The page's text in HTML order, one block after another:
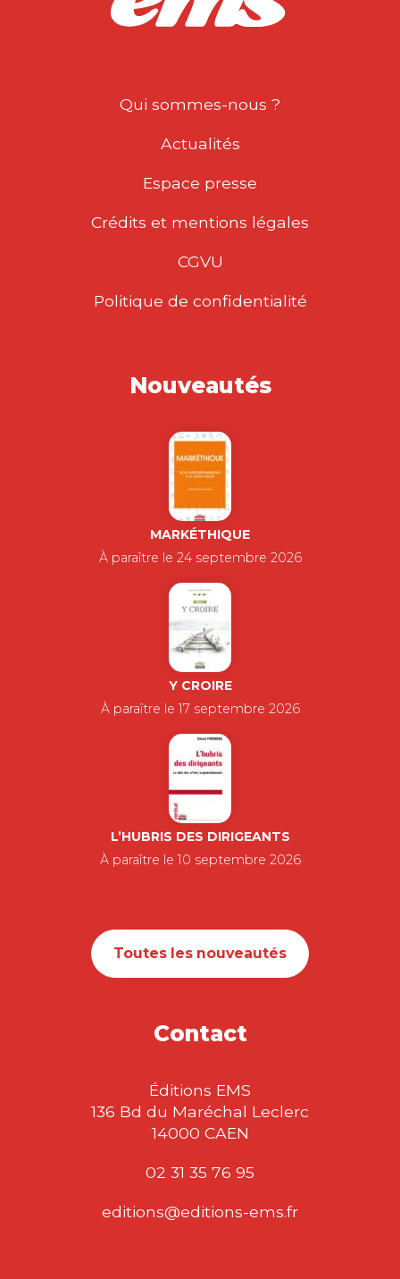
Qui sommes-nous ?
Actualités
Espace presse
Crédits et mentions légales
CGVU
Politique de confidentialité
Nouveautés
MARKÉTHIQUE
À paraître le 24 septembre 2026
Y CROIRE
À paraître le 17 septembre 2026
L’HUBRIS DES DIRIGEANTS
À paraître le 10 septembre 2026
Toutes les nouveautés
Contact
Éditions EMS
136 Bd du Maréchal Leclerc
14000 CAEN
02 31 35 76 95
editions@editions-ems.fr